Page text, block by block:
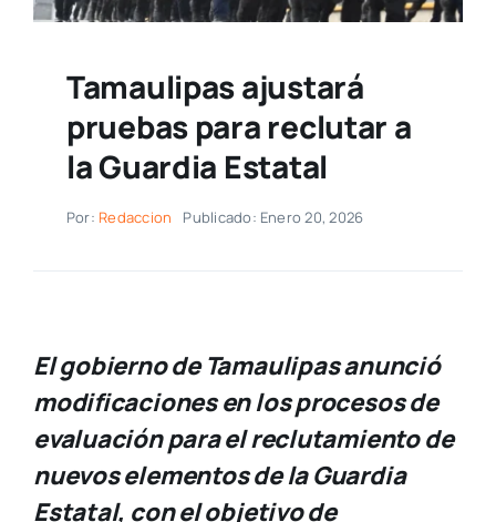
Tamaulipas ajustará
pruebas para reclutar a
la Guardia Estatal
Por: Redaccion Publicado: Enero 20, 2026
El gobierno de Tamaulipas anunció
modificaciones en los procesos de
evaluación para el reclutamiento de
nuevos elementos de la Guardia
Estatal, con el objetivo de